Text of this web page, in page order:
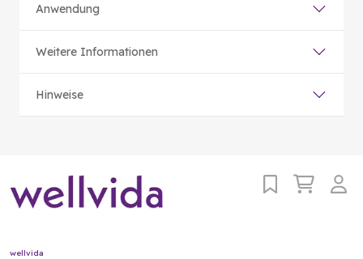
Anwendung
Weitere Informationen
Hinweise
wellvida